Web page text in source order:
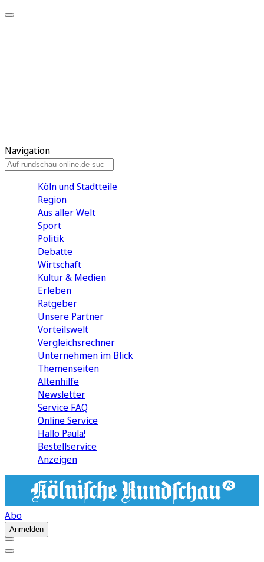
Navigation
Köln und Stadtteile
Region
Aus aller Welt
Sport
Politik
Debatte
Wirtschaft
Kultur & Medien
Erleben
Ratgeber
Unsere Partner
Vorteilswelt
Vergleichsrechner
Unternehmen im Blick
Themenseiten
Altenhilfe
Newsletter
Service FAQ
Online Service
Hallo Paula!
Bestellservice
Anzeigen
Abo
Anmelden